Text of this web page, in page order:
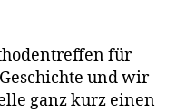
für
und wir
ganz kurz einen